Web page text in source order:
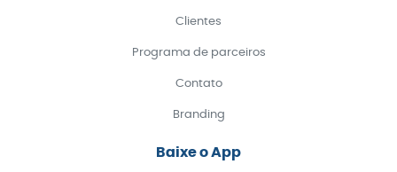
Clientes
Programa de parceiros
Contato
Branding
Baixe o App